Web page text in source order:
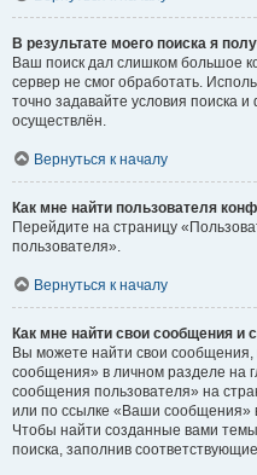
В результате моего поиска я
Ваш поиск дал слишком большое
сервер не смог обработать.
точно задавайте условия поиска
осуществлён.
Вернуться к началу
Как мне найти пользователя
Перейдите на страницу
пользователя».
Вернуться к началу
Как мне найти свои сообщения
Вы можете найти свои
сообщения» в личном разделе на
сообщения пользователя» на
или по ссылке «Ваши сообщения»
Чтобы найти созданные вами
поиска, заполнив